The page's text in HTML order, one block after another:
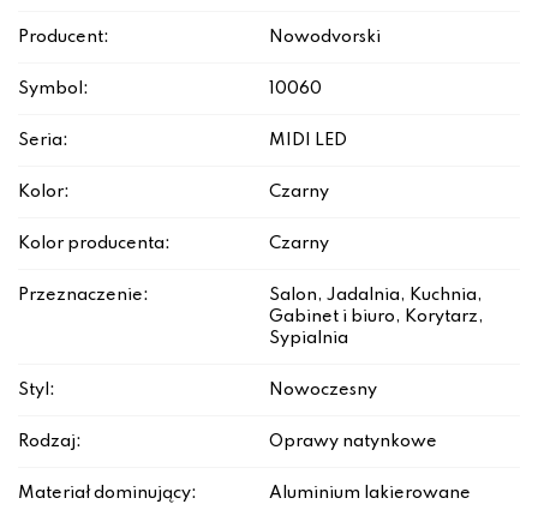
Producent: Nowodvorski
Symbol: 10060
Seria: MIDI LED
Kolor: Czarny
Kolor producenta: Czarny
Przeznaczenie:
Salon, Jadalnia, Kuchnia,
Gabinet i biuro, Korytarz,
Sypialnia
Styl: Nowoczesny
Rodzaj: Oprawy natynkowe
Materiał dominujący: Aluminium lakierowane